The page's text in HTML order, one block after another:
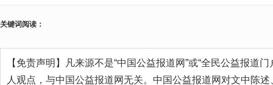
关键词阅读：
【免责声明】凡来源不是“中国公益报道网”或“全民公益报道
人观点，与中国公益报道网无关。中国公益报道网对文中陈